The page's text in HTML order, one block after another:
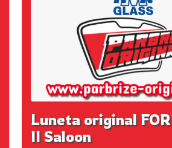
Luneta original
II Saloon